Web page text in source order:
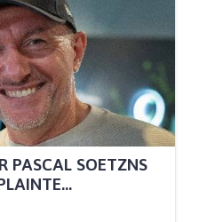
PASCAL SOETZNS